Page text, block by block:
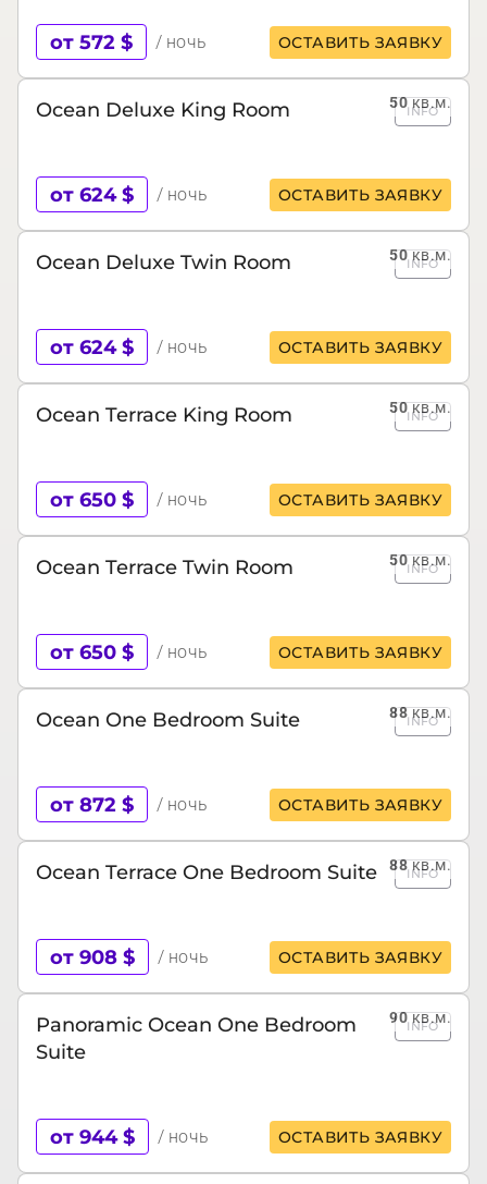
от 572 $ / ночь ОСТАВИТЬ ЗАЯВКУ
50кв.м.
Ocean Deluxe King Room INFO
от 624 $ / ночь ОСТАВИТЬ ЗАЯВКУ
50кв.м.
Ocean Deluxe Twin Room INFO
от 624 $ / ночь ОСТАВИТЬ ЗАЯВКУ
50кв.м.
Ocean Terrace King Room INFO
от 650 $ / ночь ОСТАВИТЬ ЗАЯВКУ
50кв.м.
Ocean Terrace Twin Room INFO
от 650 $ / ночь ОСТАВИТЬ ЗАЯВКУ
88кв.м.
Ocean One Bedroom Suite INFO
от 872 $ / ночь ОСТАВИТЬ ЗАЯВКУ
88кв.м.
Ocean Terrace One Bedroom Suite INFO
от 908 $ / ночь ОСТАВИТЬ ЗАЯВКУ
90кв.м.
Panoramic Ocean One Bedroom
Suite
INFO
от 944 $ / ночь ОСТАВИТЬ ЗАЯВКУ